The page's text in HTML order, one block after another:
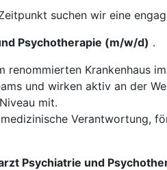
suchen wir eine
Psychotherapie (m/w/d) .
renommierten Krankenhaus
und wirken aktiv an der
mit.
Verantwortung,
Psychiatrie und